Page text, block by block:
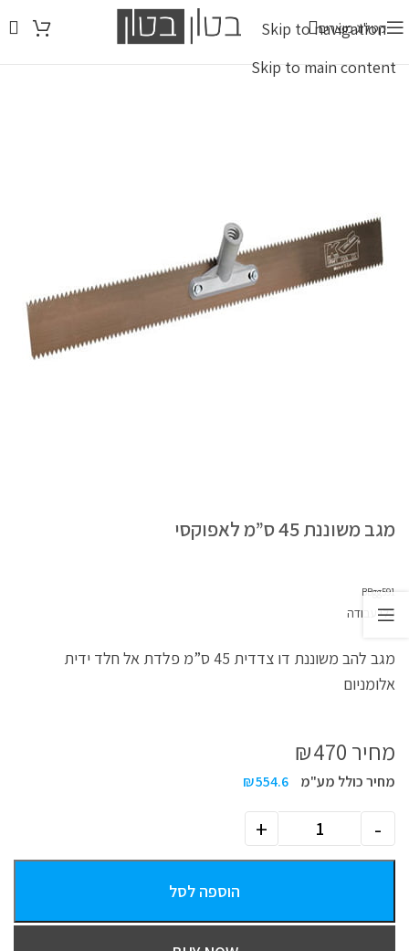
Skip to navigation
Skip to main content
איסוף עצמי: א-ה 8:00-16:00 | ו' 8:00-12:00 (להודיע שאתם בדרך)
קטלוג מוצרים
מגב משוננת 45 ס”מ לאפוקסי
BBgg591
כלי עבודה
מגב להב משוננת דו צדדית 45 ס”מ פלדת אל חלד ידית
אלומניום
מחיר ₪470
מחיר כולל מע"מ ₪554.6
הוספה לסל